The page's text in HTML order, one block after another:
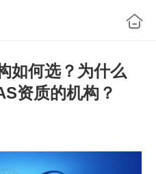
如何选？为什么
资质的机构？